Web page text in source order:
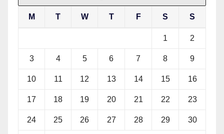
M T W T F S S
1 2
3 4 5 6 7 8 9
10 11 12 13 14 15 16
17 18 19 20 21 22 23
24 25 26 27 28 29 30